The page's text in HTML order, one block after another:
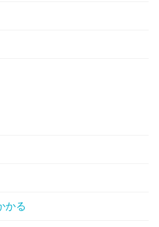
かる